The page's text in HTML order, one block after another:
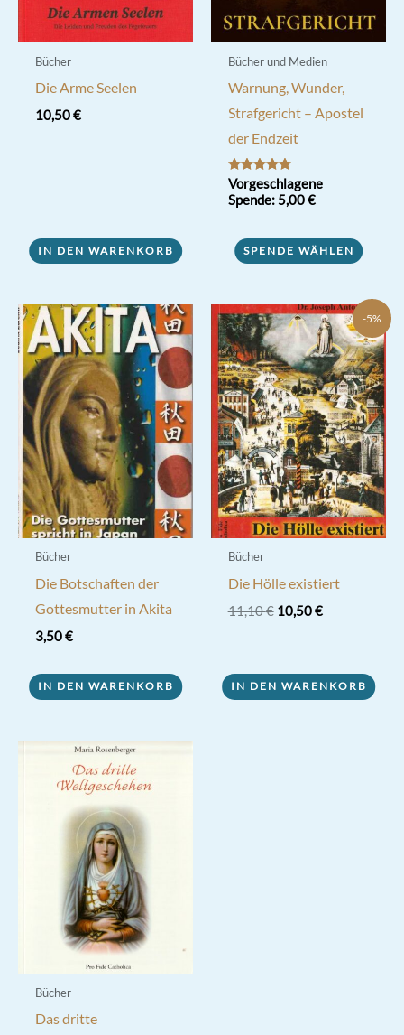
Bücher
Die Arme Seelen
10,50€
IN DEN WARENKORB
Bücher und Medien
Warnung, Wunder,
Strafgericht – Apostel
der Endzeit
Bewertet mit
5.00
von 5
Vorgeschlagene
Spende: 5,00€
SPENDE WÄHLEN
Bücher
Die Botschaften der
Gottesmutter in Akita
3,50€
IN DEN WARENKORB
-5%
Bücher
Die Hölle existiert
11,10€ Ursprünglicher
10,50€Aktueller
IN DEN WARENKORB
Bücher
Das dritte